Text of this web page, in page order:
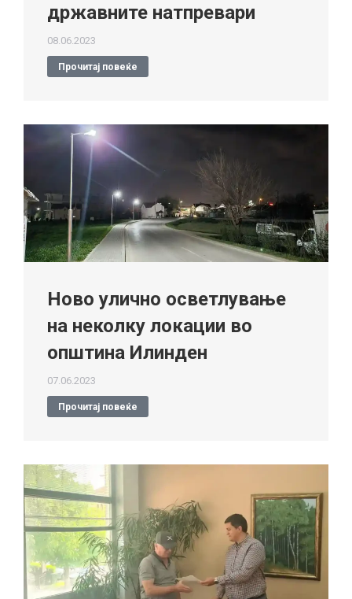
државните натпревари
08.06.2023
Прочитај повеќе
Ново улично осветлување
на неколку локации во
општина Илинден
07.06.2023
Прочитај повеќе